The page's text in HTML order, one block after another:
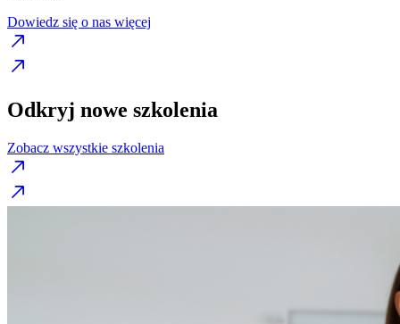
Dowiedz się o nas więcej
Odkryj nowe szkolenia
Zobacz wszystkie szkolenia